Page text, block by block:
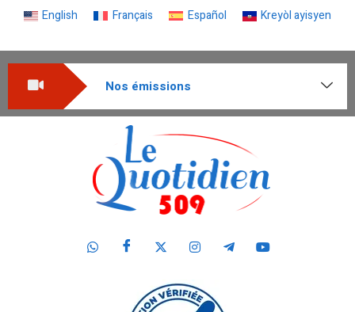
English Français Español Kreyòl ayisyen
Nos émissions